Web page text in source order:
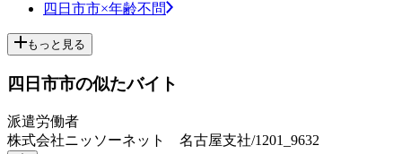
四日市市×年齢不問
もっと見る
四日市市の似たバイト
派遣労働者
株式会社ニッソーネット 名古屋支社/1201_9632